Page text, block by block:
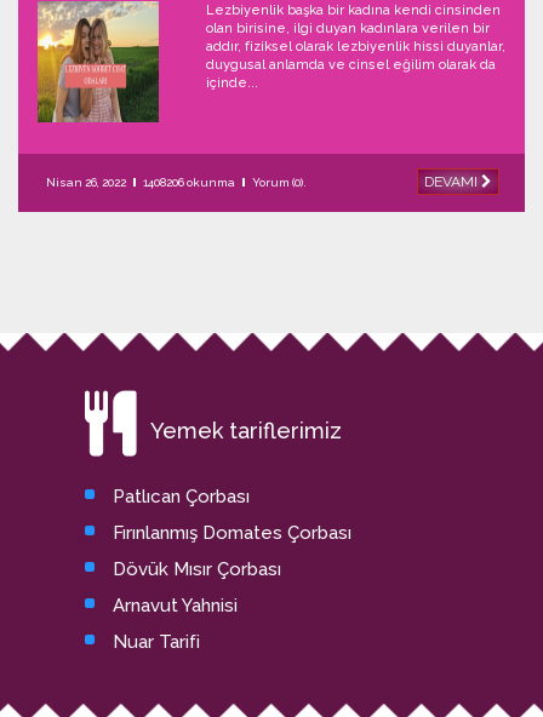
Lezbiyenlik başka bir kadına kendi cinsinden
olan birisine, ilgi duyan kadınlara verilen bir
addır, fiziksel olarak lezbiyenlik hissi duyanlar,
duygusal anlamda ve cinsel eğilim olarak da
içinde...
Nisan 26, 2022 1408206 okunma Yorum (0). DEVAMI
Yemek tariflerimiz
Patlıcan Çorbası
Fırınlanmış Domates Çorbası
Dövük Mısır Çorbası
Arnavut Yahnisi
Nuar Tarifi